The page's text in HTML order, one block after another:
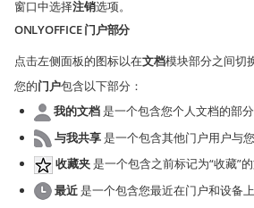
窗口中选择注销选项。
ONLYOFFICE 门户部分
点击左侧面板的图标以在文档模块部分之间切换
您的门户包含以下部分：
我的文档是一个包含您个人文档的部分
与我共享是一个包含其他门户用户与
收藏夹是一个包含之前标记为“收藏”
最近是一个包含您最近在门户和设备